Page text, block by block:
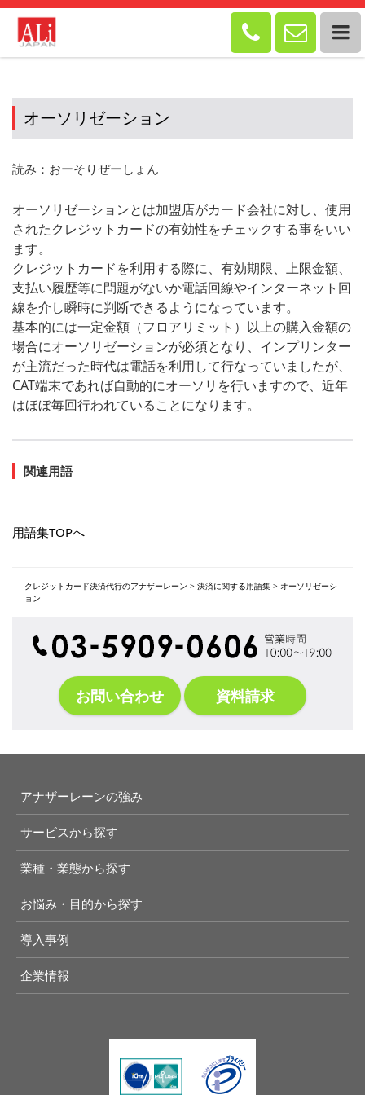
 
オーソリゼーション
読み：おーそりぜーしょん
オーソリゼーションとは加盟店がカード会社に対し、使用
されたクレジットカードの有効性をチェックする事をいい
ます。
クレジットカードを利用する際に、有効期限、上限金額、
支払い履歴等に問題がないか電話回線やインターネット回
線を介し瞬時に判断できるようになっています。
基本的には一定金額（フロアリミット）以上の購入金額の
場合にオーソリゼーションが必須となり、インプリンター
が主流だった時代は電話を利用して行なっていましたが、
CAT端末であれば自動的にオーソリを行いますので、近年
はほぼ毎回行われていることになります。
関連用語
用語集TOPへ
クレジットカード決済代行のアナザーレーン > 決済に関する用語集 > オーソリゼーシ
ョン
お問い合わせ 資料請求
アナザーレーンの強み
サービスから探す
業種・業態から探す
お悩み・目的から探す
導入事例
企業情報